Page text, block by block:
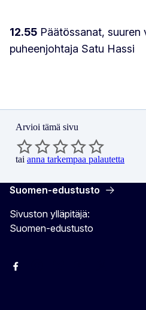
12.55 Päätössanat, suuren
puheenjohtaja Satu Hassi
Arvioi tämä sivu
tai anna tarkempaa palautetta
Suomen-edustusto
Sivuston ylläpitäjä:
Suomen-edustusto
Facebook